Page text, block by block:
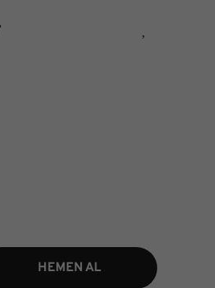
HEMEN AL